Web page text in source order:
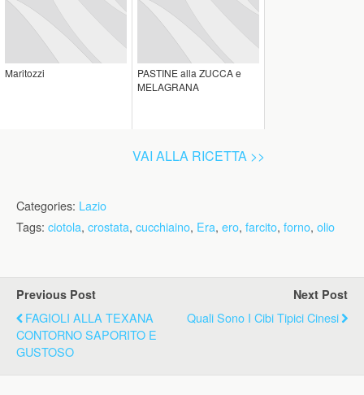
Maritozzi
PASTINE alla ZUCCA e
MELAGRANA
VAI ALLA RICETTA >>
Categories: Lazio
Tags: ciotola, crostata, cucchiaino, Era, ero, farcito, forno, olio
Previous Post
FAGIOLI ALLA TEXANA
CONTORNO SAPORITO E
GUSTOSO
Next Post
Quali Sono I Cibi Tipici Cinesi